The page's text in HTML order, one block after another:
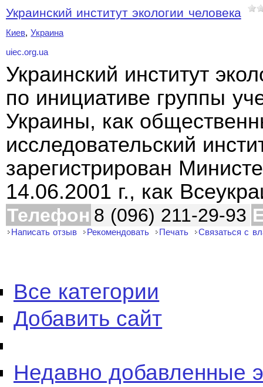
Украинский институт экологии человека
Киев,Украина
uiec.org.ua
Украинский институт
по инициативе группы
Украины, как
исследовательский
зарегистрирован
14.06.2001 г., как
Телефон 8 (096) 211-29-93
Написать отзыв Рекомендовать Печать Связаться с
Все категории
Добавить сайт
Недавно добавленные